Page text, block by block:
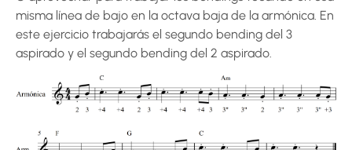
misma línea de bajo en la octava baja de la armónica. En
este ejercicio trabajarás el segundo bending del 3
aspirado y el segundo bending del 2 aspirado.